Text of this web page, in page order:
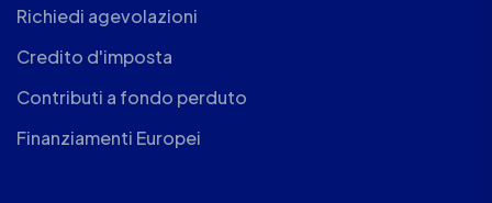
Richiedi agevolazioni
Credito d'imposta
Contributi a fondo perduto
Finanziamenti Europei